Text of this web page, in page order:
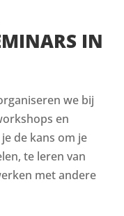
IN
we bij
en
de kans om je
te leren van
met andere